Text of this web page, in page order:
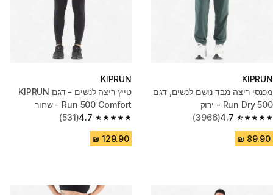
KIPRUN
מכנסי ריצה מבד נושם לנשים, דגם
500 Run Dry - ירוק
4.7
4.7 out of 5 stars from 3966 reviews
(3966)
KIPRUN
טייץ ריצה לנשים - דגם KIPRUN
Run 500 Comfort - שחור
4.7
4.7 out of 5 stars from 531 reviews
(531)